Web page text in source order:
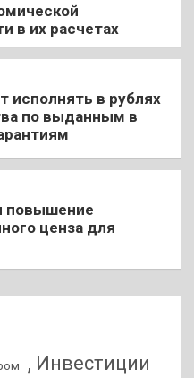
в их расчетах
исполнять в рублях
по выданным в
повышение
ценза для
, Инвестиции